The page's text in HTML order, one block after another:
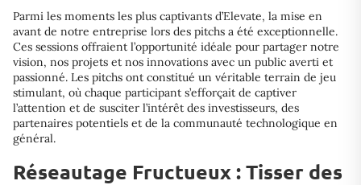
Parmi les moments les plus captivants d’Elevate, la mise en
avant de notre entreprise lors des pitchs a été exceptionnelle.
Ces sessions offraient l’opportunité idéale pour partager notre
vision, nos projets et nos innovations avec un public averti et
passionné. Les pitchs ont constitué un véritable terrain de jeu
stimulant, où chaque participant s’efforçait de captiver
l’attention et de susciter l’intérêt des investisseurs, des
partenaires potentiels et de la communauté technologique en
général.
Réseautage Fructueux : Tisser des